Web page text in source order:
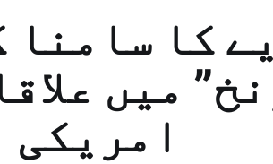
کا سامنا
میں
امریکی